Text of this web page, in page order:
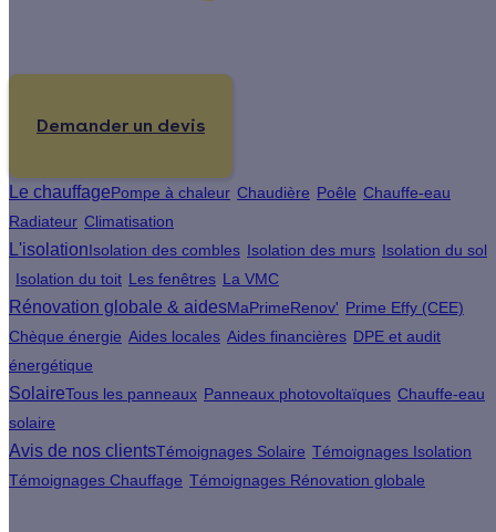
Demander un devis
Le chauffagePompe à chaleur Chaudière Poêle Chauffe-eau
Radiateur Climatisation
L'isolationIsolation des combles Isolation des murs Isolation du sol
Isolation du toit Les fenêtres La VMC
Rénovation globale & aidesMaPrimeRenov' Prime Effy (CEE)
Chèque énergie Aides locales Aides financières DPE et audit
énergétique
SolaireTous les panneaux Panneaux photovoltaïques Chauffe-eau
solaire
Avis de nos clientsTémoignages Solaire Témoignages Isolation
Témoignages Chauffage Témoignages Rénovation globale